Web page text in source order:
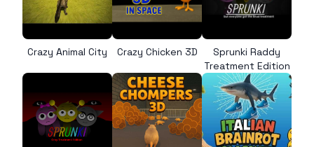
Crazy Animal City Crazy Chicken 3D
Sprunki Raddy
Treatment Edition